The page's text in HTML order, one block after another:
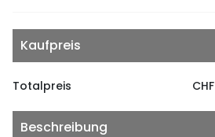
Kaufpreis
Totalpreis CHF
Beschreibung